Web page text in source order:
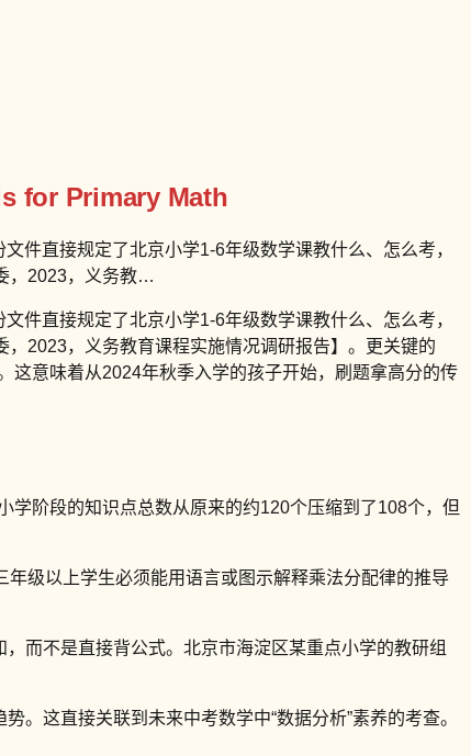
for Primary Math
件直接规定了北京小学1-6年级数学课教什么、怎么考，
，2023，义务教…
件直接规定了北京小学1-6年级数学课教什么、怎么考，
2023，义务教育课程实施情况调研报告】。更关键的
这意味着从2024年秋季入学的孩子开始，刷题拿高分的传
学阶段的知识点总数从原来的约120个压缩到了108个，但
年级以上学生必须能用语言或图示解释乘法分配律的推导
而不是直接背公式。北京市海淀区某重点小学的教研组
。这直接关联到未来中考数学中“数据分析”素养的考查。